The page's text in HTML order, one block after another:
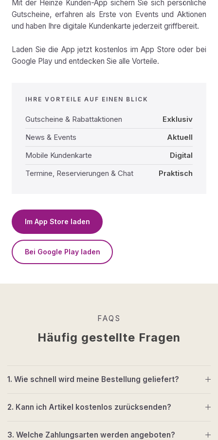
Mit der Heinze Kunden-App sichern Sie sich persönliche
Gutscheine, erfahren als Erste von Events und Aktionen
und haben Ihre digitale Kundenkarte jederzeit griffbereit.
Laden Sie die App jetzt kostenlos im App Store oder bei
Google Play und entdecken Sie alle Vorteile.
IHRE VORTEILE AUF EINEN BLICK
Gutscheine & Rabattaktionen
Exklusiv
News & Events
Aktuell
Mobile Kundenkarte
Digital
Termine, Reservierungen & Chat
Praktisch
Im App Store laden
Bei Google Play laden
FAQS
Häufig gestellte Fragen
1. Wie schnell wird meine Bestellung geliefert?
2. Kann ich Artikel kostenlos zurücksenden?
3. Welche Zahlungsarten werden angeboten?